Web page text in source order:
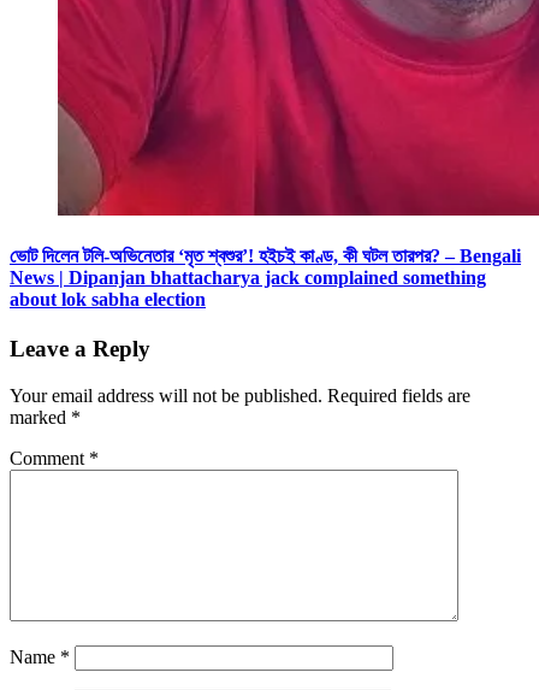
ভোট দিলেন টলি-অভিনেতার ‘মৃত শ্বশুর’! হইচই কাণ্ড, কী ঘটল তারপর? – Bengali
News | Dipanjan bhattacharya jack complained something
about lok sabha election
Leave a Reply
Your email address will not be published. Required fields are
marked *
Comment *
Name *